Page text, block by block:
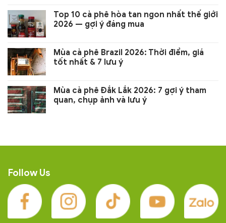
Top 10 cà phê hòa tan ngon nhất thế giới
2026 — gợi ý đáng mua
Mùa cà phê Brazil 2026: Thời điểm, giá
tốt nhất & 7 lưu ý
Mùa cà phê Đắk Lắk 2026: 7 gợi ý tham
quan, chụp ảnh và lưu ý
Follow Us